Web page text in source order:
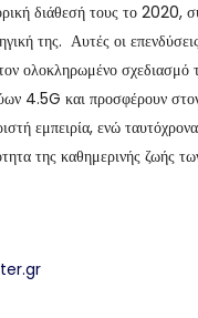
διάθεσή τους το 2020,
της. Αυτές οι
ολοκληρωμένο
4.5G και προσφέρουν
εμπειρία, ενώ
της καθημερινής ζωής